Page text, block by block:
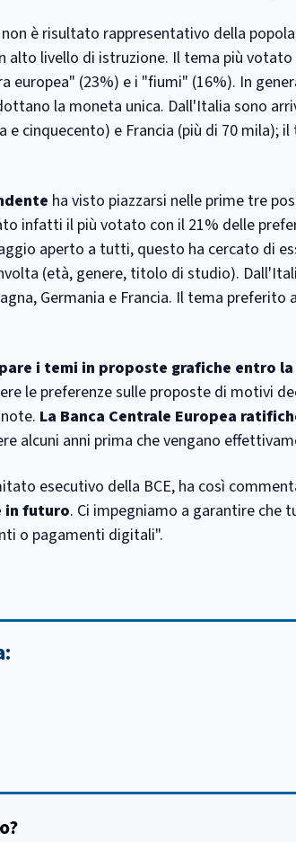
non è risultato rappresentativo della
alto livello di istruzione. Il tema più
europea" (23%) e i "fiumi" (16%). In
la moneta unica. Dall'Italia sono
cinquecento) e Francia (più di 70 mila);
ha visto piazzarsi nelle prime tre
infatti il più votato con il 21% delle
aperto a tutti, questo ha cercato di
(età, genere, titolo di studio).
Germania e Francia. Il tema preferito
i temi in proposte grafiche entro
le preferenze sulle proposte di motivi
La Banca Centrale Europea
alcuni anni prima che vengano
esecutivo della BCE, ha così
in futuro. Ci impegniamo a garantire che
o pagamenti digitali".